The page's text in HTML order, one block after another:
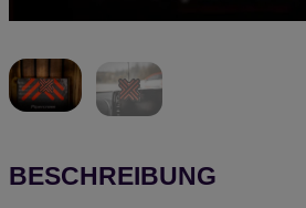
BESCHREIBUNG